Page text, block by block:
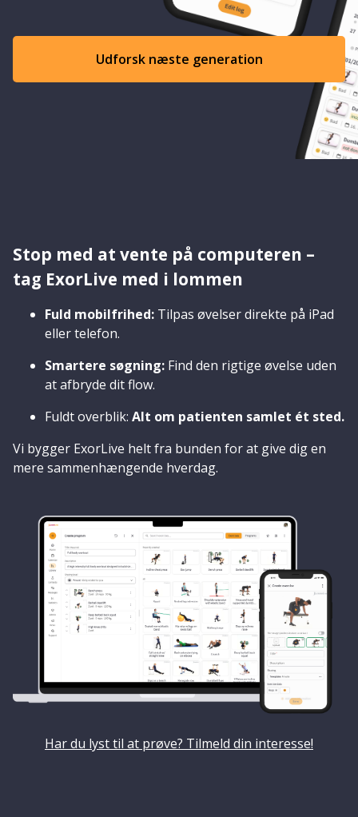
Udforsk næste generation
Har du lyst til at prøve? Tilmeld din interesse!
Stop med at vente på computeren –
tag ExorLive med i lommen
Fuld mobilfrihed: Tilpas øvelser direkte på iPad
eller telefon.
Smartere søgning: Find den rigtige øvelse uden
at afbryde dit flow.
Fuldt overblik: Alt om patienten samlet ét sted.
Vi bygger ExorLive helt fra bunden for at give dig en
mere sammenhængende hverdag.